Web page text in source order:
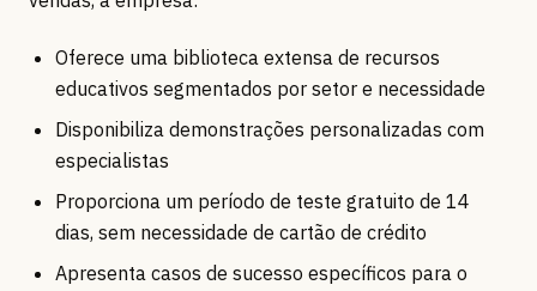
Oferece uma biblioteca extensa de recursos
educativos segmentados por setor e necessidade
Disponibiliza demonstrações personalizadas com
especialistas
Proporciona um período de teste gratuito de 14
dias, sem necessidade de cartão de crédito
Apresenta casos de sucesso específicos para o